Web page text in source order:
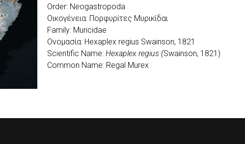
Order: Neogastropoda
Οικογένεια: Πορφυρίτες Μυρικίδαι
Family: Muricidae
Ονομασία: Hexaplex regius Swainson, 1821
Scientific Name: Hexaplex regius (Swainson, 1821)
Common Name: Regal Murex